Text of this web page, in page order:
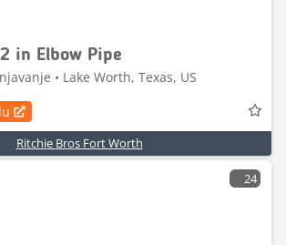
in Elbow Pipe
• Lake Worth, Texas, US
Ritchie Bros Fort Worth
24